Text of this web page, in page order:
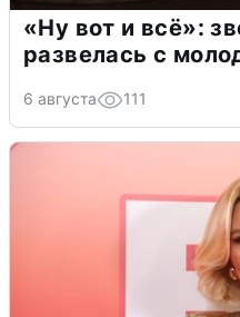
«Ну вот и всё»:
развелась с
6 августа 111